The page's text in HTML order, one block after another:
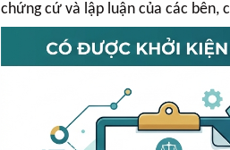
chứng cứ và lập luận của các